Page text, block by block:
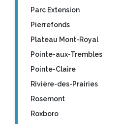
Parc Extension
Pierrefonds
Plateau Mont-Royal
Pointe-aux-Trembles
Pointe-Claire
Rivière-des-Prairies
Rosemont
Roxboro